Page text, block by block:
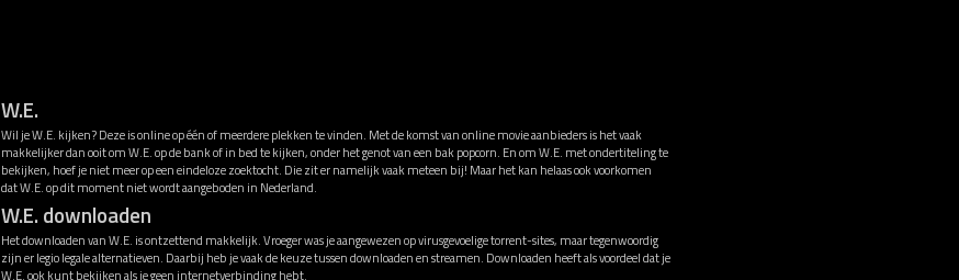
W.E.
Wil je W.E. kijken? Deze is online op één of meerdere plekken te vinden. Met de komst van online movie aanbieders is het vaak
makkelijker dan ooit om W.E. op de bank of in bed te kijken, onder het genot van een bak popcorn. En om W.E. met ondertiteling te
bekijken, hoef je niet meer op een eindeloze zoektocht. Die zit er namelijk vaak meteen bij! Maar het kan helaas ook voorkomen
dat W.E. op dit moment niet wordt aangeboden in Nederland.
W.E. downloaden
Het downloaden van W.E. is ontzettend makkelijk. Vroeger was je aangewezen op virusgevoelige torrent-sites, maar tegenwoordig
zijn er legio legale alternatieven. Daarbij heb je vaak de keuze tussen downloaden en streamen. Downloaden heeft als voordeel dat je
W.E. ook kunt bekijken als je geen internetverbinding hebt.